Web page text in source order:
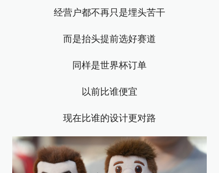
经营户都不再只是埋头苦干
而是抬头提前选好赛道
同样是世界杯订单
以前比谁便宜
现在比谁的设计更对路